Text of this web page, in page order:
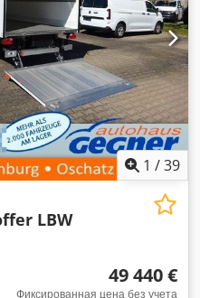
1 /39
LBW
49 440 €
Фиксированная цена без учета